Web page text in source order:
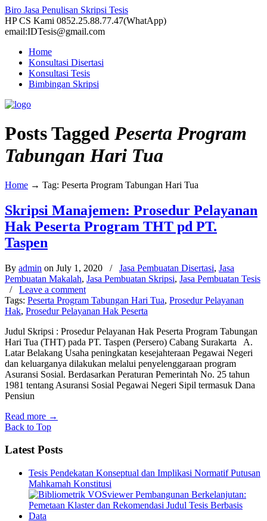
Biro Jasa Penulisan Skripsi Tesis
HP CS Kami 0852.25.88.77.47(WhatApp)
email:IDTesis@gmail.com
Home
Konsultasi Disertasi
Konsultasi Tesis
Bimbingan Skripsi
Posts Tagged Peserta Program
Tabungan Hari Tua
Home → Tag: Peserta Program Tabungan Hari Tua
Skripsi Manajemen: Prosedur Pelayanan
Hak Peserta Program THT pd PT.
Taspen
By admin on July 1, 2020 / Jasa Pembuatan Disertasi, Jasa
Pembuatan Makalah, Jasa Pembuatan Skripsi, Jasa Pembuatan Tesis
/ Leave a comment
Tags: Peserta Program Tabungan Hari Tua, Prosedur Pelayanan
Hak, Prosedur Pelayanan Hak Peserta
Judul Skripsi : Prosedur Pelayanan Hak Peserta Program Tabungan
Hari Tua (THT) pada PT. Taspen (Persero) Cabang Surakarta A.
Latar Belakang Usaha peningkatan kesejahteraan Pegawai Negeri
dan keluarganya dilakukan melalui penyelenggaraan program
Asuransi Sosial. Berdasarkan Peraturan Pemerintah No. 25 tahun
1981 tentang Asuransi Sosial Pegawai Negeri Sipil termasuk Dana
Pensiun
Read more →
Back to Top
Latest Posts
Tesis Pendekatan Konseptual dan Implikasi Normatif Putusan
Mahkamah Konstitusi